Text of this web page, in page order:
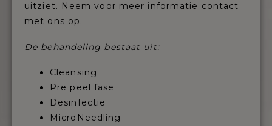
uitziet. Neem voor meer informatie contact
met ons op.
De behandeling bestaat uit:
Cleansing
Pre peel fase
Desinfectie
MicroNeedling